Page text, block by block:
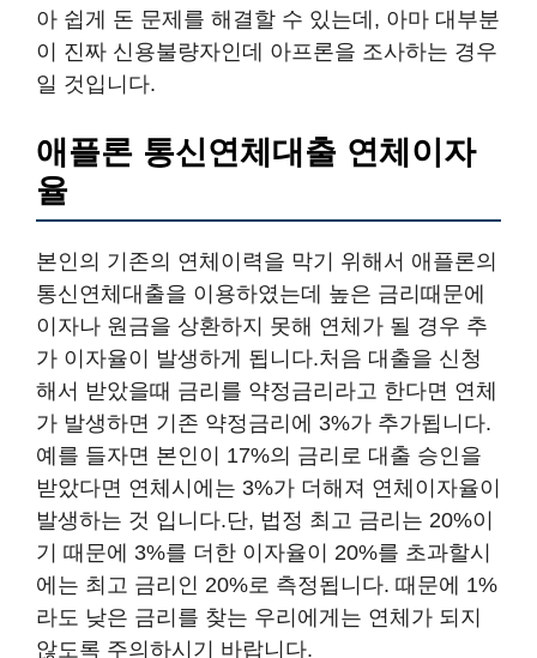
아 쉽게 돈 문제를 해결할 수 있는데, 아마 대부분
이 진짜 신용불량자인데 아프론을 조사하는 경우
일 것입니다.
애플론 통신연체대출 연체이자
율
본인의 기존의 연체이력을 막기 위해서 애플론의
통신연체대출을 이용하였는데 높은 금리때문에
이자나 원금을 상환하지 못해 연체가 될 경우 추
가 이자율이 발생하게 됩니다.처음 대출을 신청
해서 받았을때 금리를 약정금리라고 한다면 연체
가 발생하면 기존 약정금리에 3%가 추가됩니다.
예를 들자면 본인이 17%의 금리로 대출 승인을
받았다면 연체시에는 3%가 더해져 연체이자율이
발생하는 것 입니다.단, 법정 최고 금리는 20%이
기 때문에 3%를 더한 이자율이 20%를 초과할시
에는 최고 금리인 20%로 측정됩니다. 때문에 1%
라도 낮은 금리를 찾는 우리에게는 연체가 되지
않도록 주의하시기 바랍니다.